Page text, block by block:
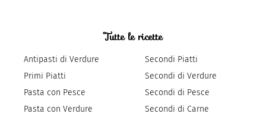
Tutte le ricette
Antipasti di Verdure
Primi Piatti
Pasta con Pesce
Pasta con Verdure
Secondi Piatti
Secondi di Verdure
Secondi di Pesce
Secondi di Carne